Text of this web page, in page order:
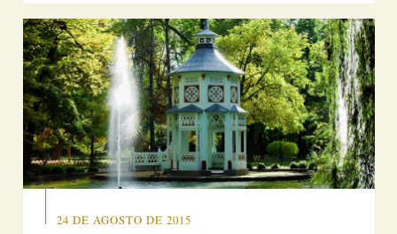
24 DE AGOSTO DE 2015